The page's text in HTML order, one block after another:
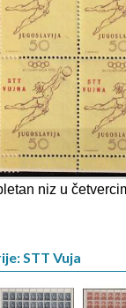
niz u
STT Vuja